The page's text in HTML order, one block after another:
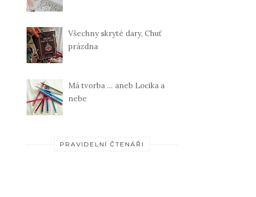
Všechny skryté dary, Chuť
prázdna
Má tvorba ... aneb Locika a
nebe
PRAVIDELNÍ ČTENÁŘI